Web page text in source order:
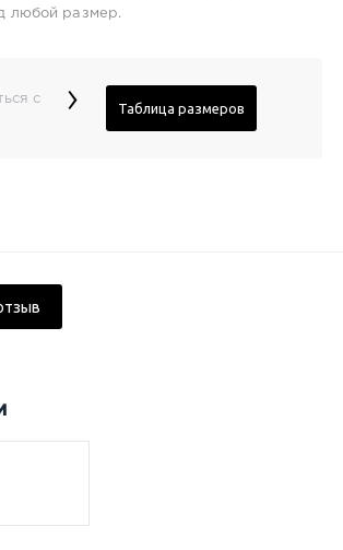
любой размер.
с
› Таблица размеров